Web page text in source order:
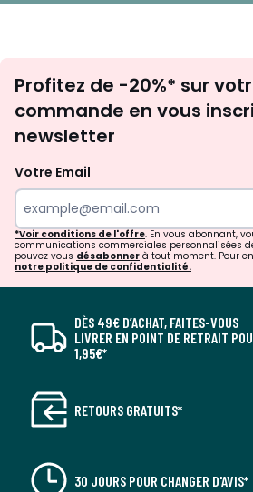
Profitez de -20%* sur
commande en vous
newsletter
Votre Email
*Voir conditions de l'offre. En vous abonnant,
communications commerciales personnalisées
pouvez vous désabonner à tout moment. Pour
notre politique de confidentialité.
DÈS 49€ D’ACHAT, FAITES-VOUS
LIVRER EN POINT DE RETRAIT
1,95€*
RETOURS GRATUITS*
30 JOURS POUR CHANGER D'AVIS*